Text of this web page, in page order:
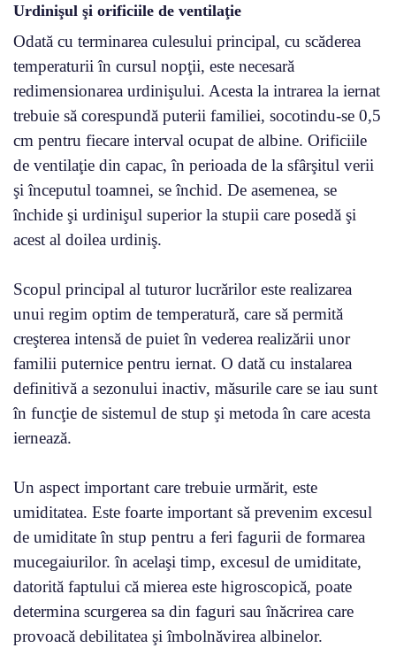
Urdinişul şi orificiile de ventilaţie
Odată cu terminarea culesului principal, cu scăderea
temperaturii în cursul nopţii, este necesară
redimensionarea urdinişului. Acesta la intrarea la iernat
trebuie să corespundă puterii familiei, socotindu-se 0,5
cm pentru fiecare interval ocupat de albine. Orificiile
de ventilaţie din capac, în perioada de la sfârşitul verii
şi începutul toamnei, se închid. De asemenea, se
închide şi urdinişul superior la stupii care posedă şi
acest al doilea urdiniş.
Scopul principal al tuturor lucrărilor este realizarea
unui regim optim de temperatură, care să permită
creşterea intensă de puiet în vederea realizării unor
familii puternice pentru iernat. O dată cu instalarea
definitivă a sezonului inactiv, măsurile care se iau sunt
în funcţie de sistemul de stup şi metoda în care acesta
iernează.
Un aspect important care trebuie urmărit, este
umiditatea. Este foarte important să prevenim excesul
de umiditate în stup pentru a feri fagurii de formarea
mucegaiurilor. în acelaşi timp, excesul de umiditate,
datorită faptului că mierea este higroscopică, poate
determina scurgerea sa din faguri sau înăcrirea care
provoacă debilitatea şi îmbolnăvirea albinelor.